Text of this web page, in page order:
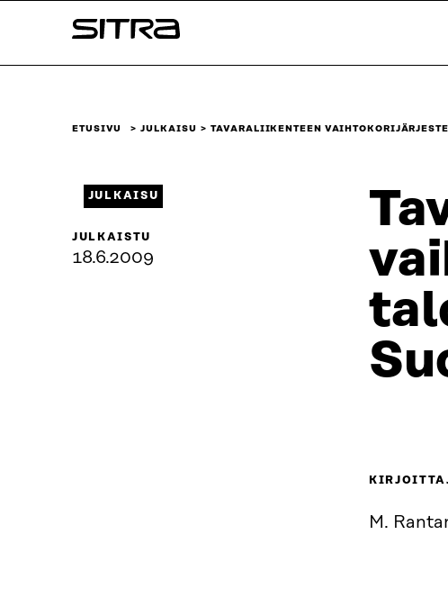
sisältöön
Sitra
ETUSIVU JULKAISU TAVARALIIKENTEEN
JULKAISU
JULKAISTU
18.6.2009
M.